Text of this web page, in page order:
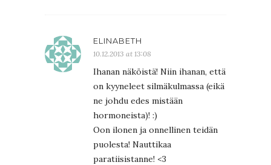
ELINABETH
10.12.2013 at 13:08
Ihanan näköistä! Niin ihanan, että
on kyyneleet silmäkulmassa (eikä
ne johdu edes mistään
hormoneista)! :)
Oon ilonen ja onnellinen teidän
puolesta! Nauttikaa
paratiisistanne! <3